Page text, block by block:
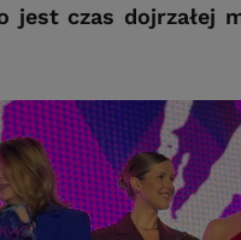
jest czas dojrzałej